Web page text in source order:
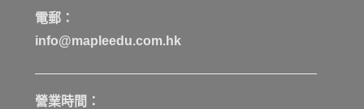
電郵：
info@mapleedu.com.hk
營業時間：